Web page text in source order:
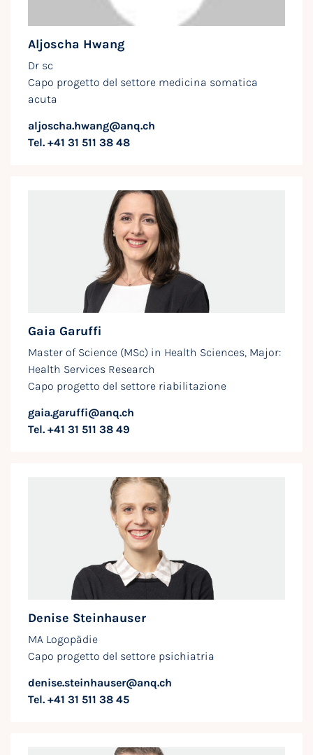
Aljoscha Hwang
Dr sc
Capo progetto del settore medicina somatica
acuta
aljoscha.hwang@anq.ch
Tel. +41 31 511 38 48
Gaia Garuffi
Master of Science (MSc) in Health Sciences, Major:
Health Services Research
Capo progetto del settore riabilitazione
gaia.garuffi@anq.ch
Tel. +41 31 511 38 49
Denise Steinhauser
MA Logopädie
Capo progetto del settore psichiatria
denise.steinhauser@anq.ch
Tel. +41 31 511 38 45